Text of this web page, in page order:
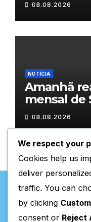
08.08.2026
NOTÍCIA
Amanhã
mensal de
08.08.2026
We respect your
Cookies help us
deliver
traffic. You can
by clicking
consent or Reject